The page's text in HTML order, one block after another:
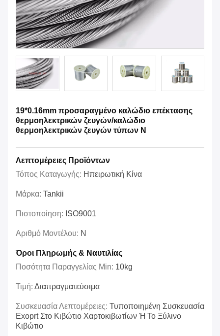
19*0.16mm προσαραγμένο καλώδιο επέκτασης
θερμοηλεκτρικών ζευγών/καλώδιο
θερμοηλεκτρικών ζευγών τύπων Ν
Λεπτομέρειες Προϊόντων
Τόπος Καταγωγής: Ηπειρωτική Κίνα
Μάρκα: Tankii
Πιστοποίηση: ISO9001
Αριθμό Μοντέλου: N
Όροι Πληρωμής & Ναυτιλίας
Ποσότητα Παραγγελίας Min: 10kg
Τιμή: Διαπραγματεύσιμα
Συσκευασία Λεπτομέρειες: Τυποποιημένη Συσκευασία
Exoprt Στο Κιβώτιο Χαρτοκιβωτίων Ή Το Ξύλινο
Κιβώτιο